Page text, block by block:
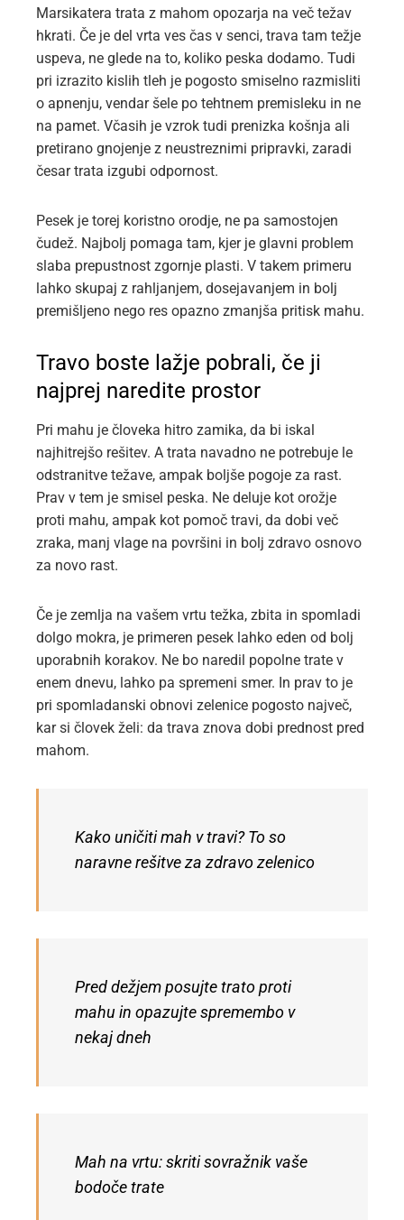
Marsikatera trata z mahom opozarja na več težav
hkrati. Če je del vrta ves čas v senci, trava tam težje
uspeva, ne glede na to, koliko peska dodamo. Tudi
pri izrazito kislih tleh je pogosto smiselno razmisliti
o apnenju, vendar šele po tehtnem premisleku in ne
na pamet. Včasih je vzrok tudi prenizka košnja ali
pretirano gnojenje z neustreznimi pripravki, zaradi
česar trata izgubi odpornost.
Pesek je torej koristno orodje, ne pa samostojen
čudež. Najbolj pomaga tam, kjer je glavni problem
slaba prepustnost zgornje plasti. V takem primeru
lahko skupaj z rahljanjem, dosejavanjem in bolj
premišljeno nego res opazno zmanjša pritisk mahu.
Travo boste lažje pobrali, če ji
najprej naredite prostor
Pri mahu je človeka hitro zamika, da bi iskal
najhitrejšo rešitev. A trata navadno ne potrebuje le
odstranitve težave, ampak boljše pogoje za rast.
Prav v tem je smisel peska. Ne deluje kot orožje
proti mahu, ampak kot pomoč travi, da dobi več
zraka, manj vlage na površini in bolj zdravo osnovo
za novo rast.
Če je zemlja na vašem vrtu težka, zbita in spomladi
dolgo mokra, je primeren pesek lahko eden od bolj
uporabnih korakov. Ne bo naredil popolne trate v
enem dnevu, lahko pa spremeni smer. In prav to je
pri spomladanski obnovi zelenice pogosto največ,
kar si človek želi: da trava znova dobi prednost pred
mahom.
Kako uničiti mah v travi? To so
naravne rešitve za zdravo zelenico
Pred dežjem posujte trato proti
mahu in opazujte spremembo v
nekaj dneh
Mah na vrtu: skriti sovražnik vaše
bodoče trate